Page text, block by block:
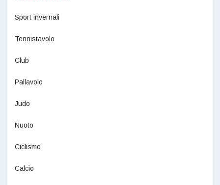
Sport invernali
Tennistavolo
Club
Pallavolo
Judo
Nuoto
Ciclismo
Calcio